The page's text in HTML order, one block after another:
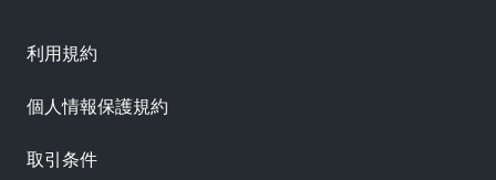
利用規約
個人情報保護規約
取引条件